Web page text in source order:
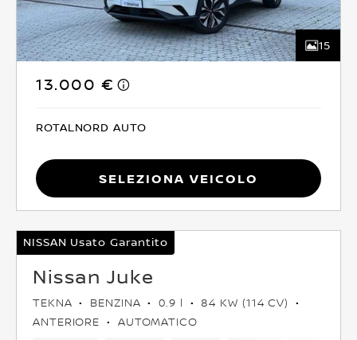
15
13.000 €
ROTALNORD AUTO
Seleziona Veicolo
NISSAN Usato Garantito
Nissan Juke
TEKNA BENZINA 0.9 l
84 KW (114 CV)
ANTERIORE
AUTOMATICO